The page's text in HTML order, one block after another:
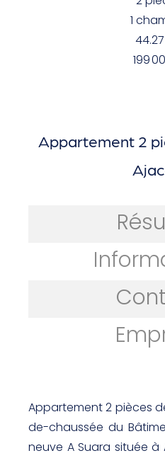
1
44.27
199
Appartement 2
Appartement 2 pièces
de-chaussée du
neuve A Suara située